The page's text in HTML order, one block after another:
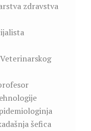
zdravstva
šefica